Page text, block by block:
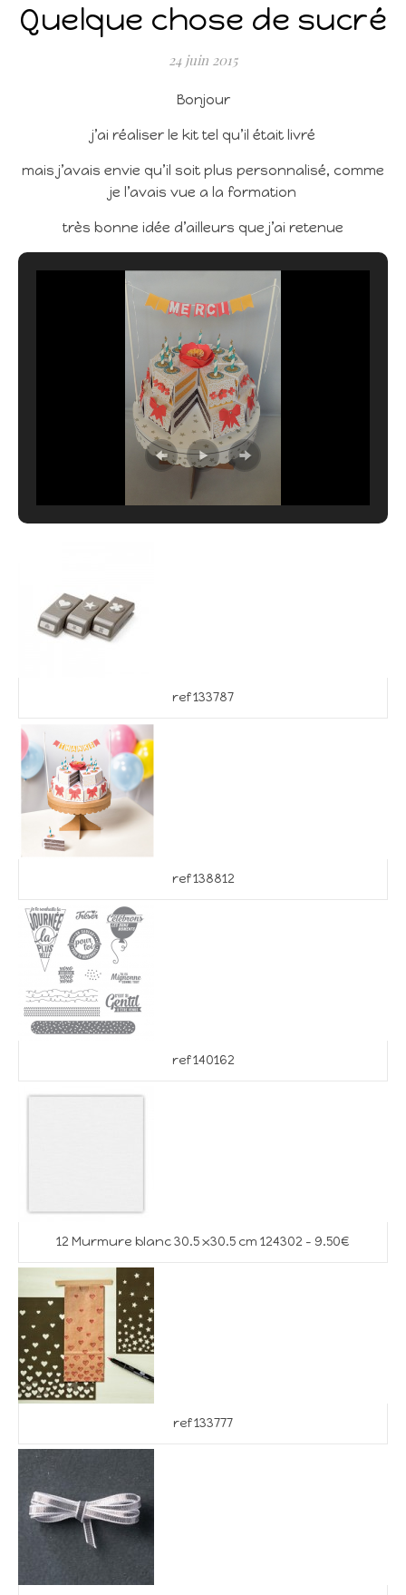
Quelque chose de sucré
24 juin 2015
Bonjour
j’ai réaliser le kit tel qu’il était livré
mais j’avais envie qu’il soit plus personnalisé, comme
je l’avais vue a la formation
très bonne idée d’ailleurs que j’ai retenue
ref 133787
ref 138812
ref 140162
12 Murmure blanc 30.5 x30.5 cm 124302 – 9.50€
ref 133777